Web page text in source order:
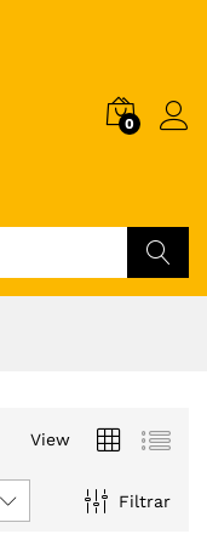
0
View
Filtrar